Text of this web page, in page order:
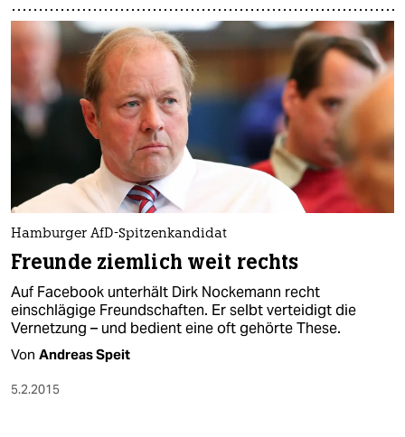
Hamburger AfD-Spitzenkandidat
Freunde ziemlich weit rechts
Auf Facebook unterhält Dirk Nockemann recht
einschlägige Freundschaften. Er selbt verteidigt die
Vernetzung – und bedient eine oft gehörte These.
Von Andreas Speit
5.2.2015